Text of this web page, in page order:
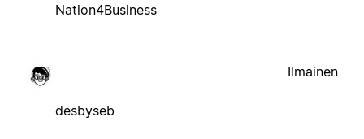
Nation4Business
desbyseb
Ilmainen